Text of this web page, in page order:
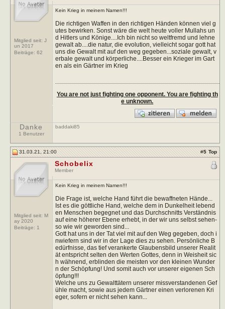
Mitglied seit: J
un 2017
Beiträge: 62
Kein Krieg in meinem Namen!!!
Die richtigen Waffen in den richtigen Händen können viel g
utes bewirken. Sonst wäre die welt heute voller Mullahs un
d Hitlers und Könige....Ich bin nicht so weltfremd und lehne
gewalt ab....die natur, die evolution, vielleicht sogar gott hat
uns die Gewalt mit auf den weg gegeben...soziale gewalt, v
erbale gewalt und körperliche....Besser ein Krieger im Gart
en als ein Gärtner im Krieg
You are not just fighting one opponent. You are fighting th
e unknown.
Danke
1 Benutzer
baddaki85
31.03.21, 21:00 #5 Top
Mitglied seit: M
ay 2020
Beiträge: 1
Schobelix
Member
Kein Krieg in meinem Namen!!!
Die Frage ist, welche Hand führt die bewaffneten Hände...
Ist es die göttliche Hand, welche dem in Dunkelheit lebend
en Menschen begegnet und das Durchschnitts Verständnis
auf eine höherer Ebene erhebt, in der wir uns selbst sehen-
so wie wir geworden sind...
Gott hat uns in der Tat viel mit auf den Weg gegeben, doch i
nwiefern sind wir in der Lage dies zu sehen. Persönliche B
edürfnisse, das tief verankerte Glaubensbild unserer Realit
ät entspricht selten den Werten Gottes, denn in Weisheit sic
h wähnend, erblinden die meisten vor den kleinen Wunder
n der Schöpfung! Und somit auch vor unserer eigenen Sch
öpfung!!!
Welche uns zu Gewalttätern unserer missverstandenen Gef
ühle macht, sowie aus jedem Gärtner einen verlorenen Kri
eger, sofern er nicht sehen kann...